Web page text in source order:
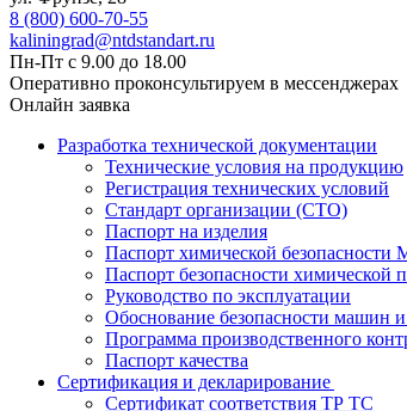
8 (800) 600-70-55
kaliningrad@ntdstandart.ru
Пн-Пт с 9.00 до 18.00
Оперативно проконсультируем в мессенджерах
Онлайн заявка
Разработка технической документации
Технические условия на продукцию
Регистрация технических условий
Стандарт организации (СТО)
Паспорт на изделия
Паспорт химической
Паспорт безопасности химической
Руководство по эксплуатации
Обоснование безопасности машин
Программа производственного
Паспорт качества
Сертификация и декларирование
Сертификат соответствия ТР ТС